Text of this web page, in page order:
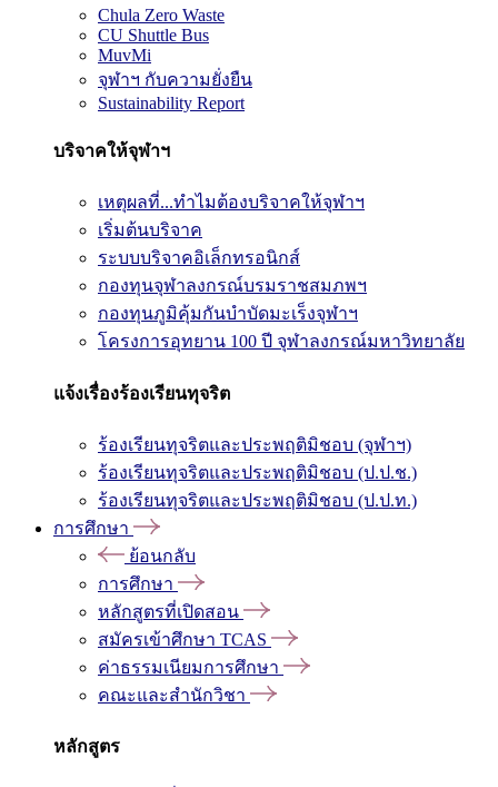
Chula Zero Waste
CU Shuttle Bus
MuvMi
จุฬาฯ กับความยั่งยืน
Sustainability Report
บริจาคให้จุฬาฯ
เหตุผลที่...ทำไมต้องบริจาคให้จุฬาฯ
เริ่มต้นบริจาค
ระบบบริจาคอิเล็กทรอนิกส์
กองทุนจุฬาลงกรณ์บรมราชสมภพฯ
กองทุนภูมิคุ้มกันบำบัดมะเร็งจุฬาฯ
โครงการอุทยาน 100 ปี จุฬาลงกรณ์มหาวิทยาลัย
แจ้งเรื่องร้องเรียนทุจริต
ร้องเรียนทุจริตและประพฤติมิชอบ (จุฬาฯ)
ร้องเรียนทุจริตและประพฤติมิชอบ (ป.ป.ช.)
ร้องเรียนทุจริตและประพฤติมิชอบ (ป.ป.ท.)
การศึกษา
ย้อนกลับ
การศึกษา
หลักสูตรที่เปิดสอน
สมัครเข้าศึกษา TCAS
ค่าธรรมเนียมการศึกษา
คณะและสำนักวิชา
หลักสูตร